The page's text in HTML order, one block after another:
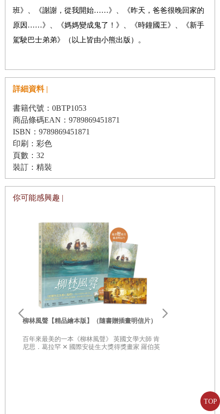
TOP
班》、《謝謝，從我開始……》、《昨天，爸爸很晚回家的
原因……》、《媽媽變成鬼了！》、《時鐘國王》、《新手
駕駛巴士弟弟》（以上皆由小熊出版）。
詳細資料 |
書籍代號：0BTP1053
商品條碼EAN：9789869451871
ISBN：9789869451871
印刷：彩色
頁數：32
裝訂：精裝
你可能感興趣 |
柳林風聲【精品繪本版】（隨書贈插畫明信片）
百年來最美的一本《柳林風聲》 英國文學大師 肯
尼思．葛拉罕 ✕ 國際安徒生大獎得獎畫家 羅伯英